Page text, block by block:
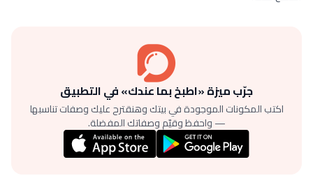
جرّب ميزة «اطبخ بما عندك» في التطبيق
اكتب المكونات الموجودة في بيتك وهنقترح عليك وصفات تناسبها
— واحفظ وقيّم وصفاتك المفضلة.